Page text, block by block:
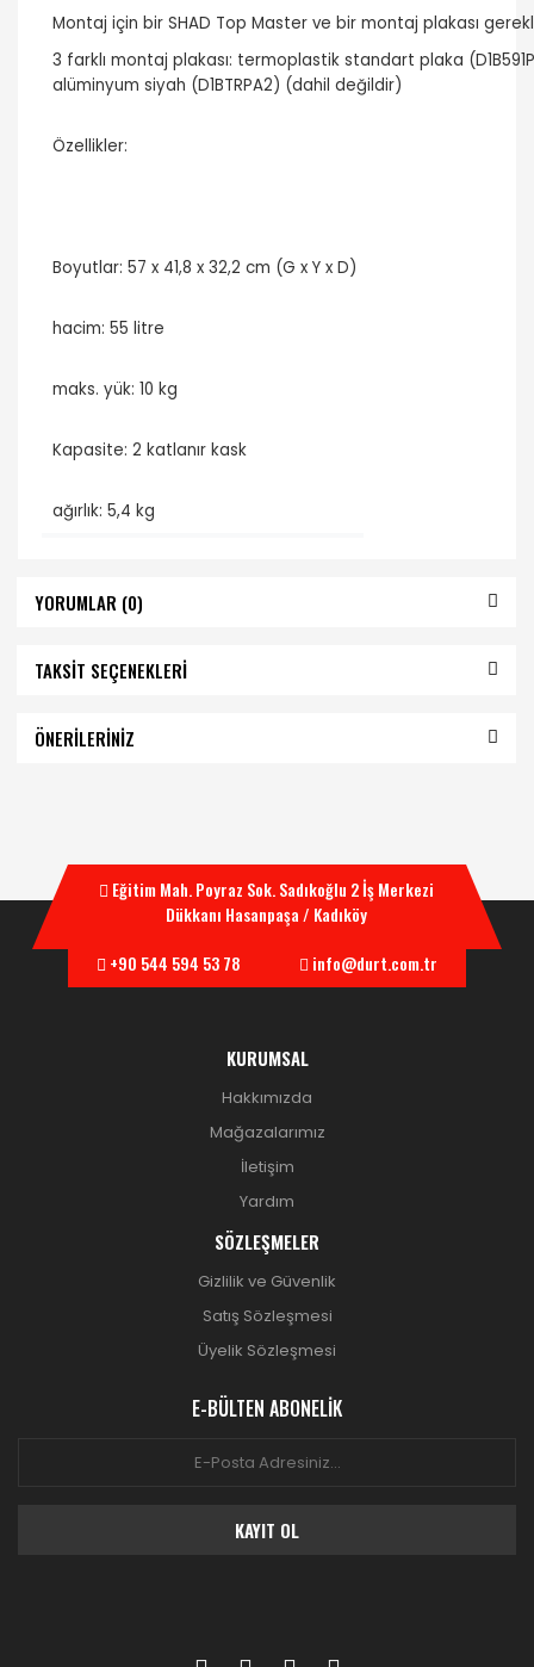
Montaj için bir SHAD Top Master ve bir montaj plakası
3 farklı montaj plakası: termoplastik standart plaka
alüminyum siyah (D1BTRPA2) (dahil değildir)
Özellikler:
Boyutlar: 57 x 41,8 x32,2 cm (G x Y x D)
hacim:55 litre
maks. yük:10 kg
Kapasite: 2 katlanır kask
ağırlık:5,4 kg
YORUMLAR (0)
TAKSİT SEÇENEKLERİ
ÖNERİLERİNİZ
Eğitim Mah. Poyraz Sok. Sadıkoğlu 2 İş Merkezi
Dükkanı Hasanpaşa / Kadıköy
+90 544 594 53 78
info@durt.com.tr
KURUMSAL
Hakkımızda
Mağazalarımız
İletişim
Yardım
SÖZLEŞMELER
Gizlilik ve Güvenlik
Satış Sözleşmesi
Üyelik Sözleşmesi
E-BÜLTEN ABONELİK
KAYIT OL